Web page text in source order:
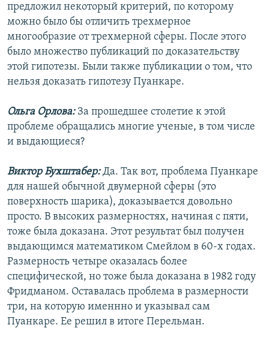
предложил некоторый критерий, по которому
можно было бы отличить трехмерное
многообразие от трехмерной сферы. После этого
было множество публикаций по доказательству
этой гипотезы. Были также публикации о том, что
нельзя доказать гипотезу Пуанкаре.
Ольга Орлова: За прошедшее столетие к этой
проблеме обращались многие ученые, в том числе
и выдающиеся?
Виктор Бухштабер:Да. Так вот, проблема Пуанкаре
для нашей обычной двумерной сферы (это
поверхность шарика), доказывается довольно
просто. В высоких размерностях, начиная с пяти,
тоже была доказана. Этот результат был получен
выдающимся математиком Смейлом в 60-х годах.
Размерность четыре оказалась более
специфической, но тоже была доказана в 1982 году
Фридманом. Оставалась проблема в размерности
три, на которую именнно и указывал сам
Пуанкаре. Ее решил в итоге Перельман.